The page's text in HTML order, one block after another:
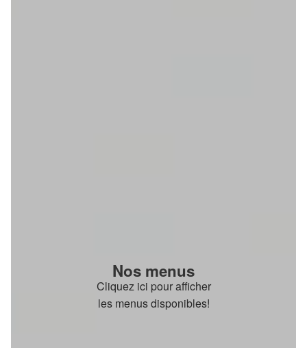
Nos menus
Cliquez ici pour afficher
les menus disponibles!